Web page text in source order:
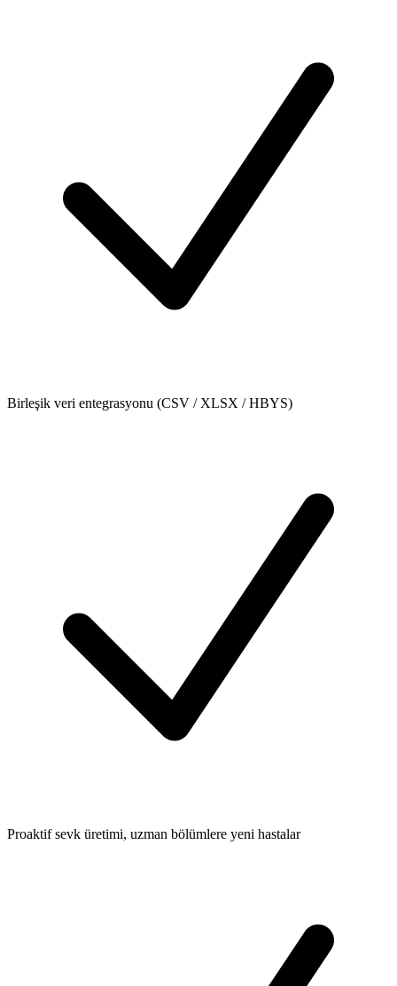
Birleşik veri entegrasyonu (CSV / XLSX / HBYS)
Proaktif sevk üretimi, uzman bölümlere yeni hastalar